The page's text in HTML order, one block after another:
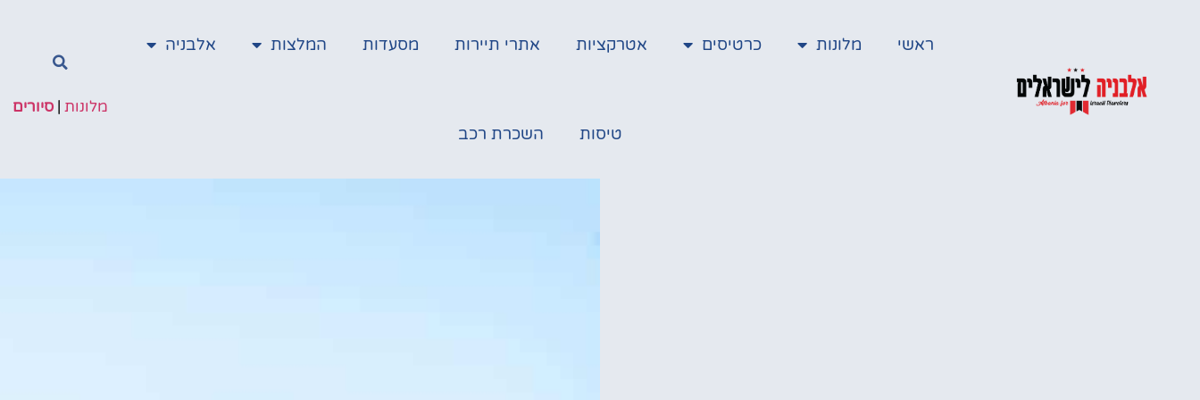
ראשי מלונות כרטיסים אטרקציות אתרי תיירות מסעדות המלצות אלבניה
טיסות השכרת רכב
מלונות |סיורים